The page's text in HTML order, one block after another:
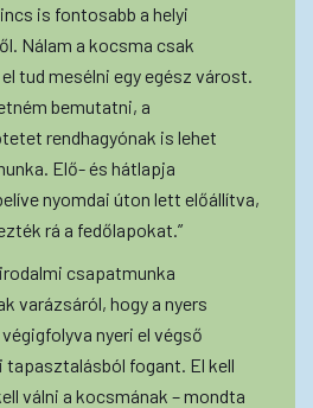
is fontosabb a helyi
Nálam a kocsma csak
tud mesélni egy egész várost.
bemutatni, a
rendhagyónak is lehet
Elő- és hátlapja
nyomdai úton lett előállítva,
rá a fedőlapokat.”
csapatmunka
varázsáról, hogy a nyers
nyeri el végső
fogant. El kell
válni a kocsmának – mondta